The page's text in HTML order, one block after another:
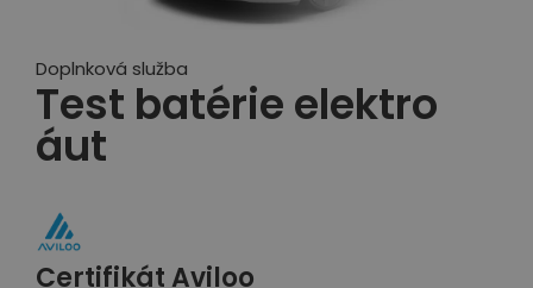
Doplnková služba
Test batérie elektro
áut
Certifikát Aviloo